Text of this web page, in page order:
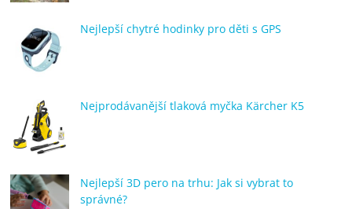
Nejlepší chytré hodinky pro děti s GPS
Nejprodávanější tlaková myčka Kärcher K5
Nejlepší 3D pero na trhu: Jak si vybrat to
správné?